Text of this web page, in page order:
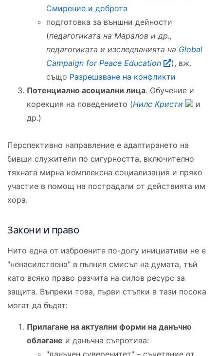
Смирение и доброта
подготовка за външни дейности
(педагогиката на Маралов и др.,
педагогиката и изследванията на Global
Campaign for Peace Education
), вж.
също Разрешаване на конфликти
Потенциално асоциални лица. Обучение и
корекция на поведението (Нилс Кристи
и
др.)
Перспективно направление е адаптирането на
бивши служители по сигурността, включително
тяхната мирна комплексна социализация и пряко
участие в помощ на пострадали от действията им
хора.
Закони и право
Нито една от изброените по-долу инициативи не е
"ненасилствена" в пълния смисъл на думата, тъй
като всяко право разчита на силов ресурс за
защита. Въпреки това, първи стъпки в тази посока
могат да бъдат:
Прилагане на актуални форми на данъчно
облагане и данъчна съпротива: